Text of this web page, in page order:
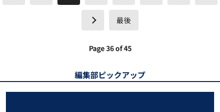
最後
Page 36 of 45
編集部ピックアップ